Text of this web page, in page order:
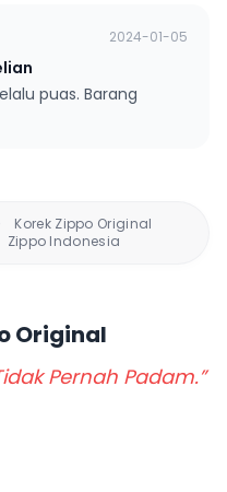
2024-01-05
puas. Barang
Korek Zippo Original
Zippo Indonesia
Original
Pernah Padam.”